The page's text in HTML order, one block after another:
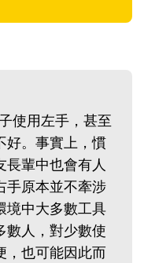
使用左手，甚至
好。事實上，慣
長輩中也會有人
手原本並不牽涉
境中大多數工具
數人，對少數使
，也可能因此而